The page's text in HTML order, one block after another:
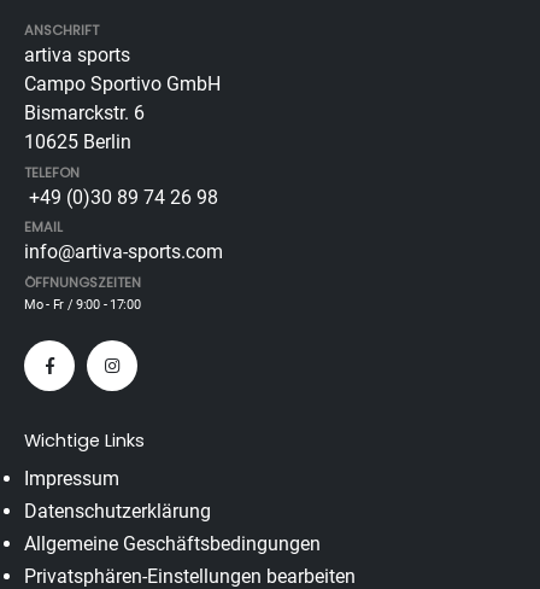
ANSCHRIFT
artiva sports
Campo Sportivo GmbH
Bismarckstr. 6
10625 Berlin
TELEFON
+49 (0)30 89 74 26 98
EMAIL
info@artiva-sports.com
ÖFFNUNGSZEITEN
Mo - Fr / 9:00 - 17:00
Wichtige Links
Impressum
Datenschutzerklärung
Allgemeine Geschäftsbedingungen
Privatsphären-Einstellungen bearbeiten